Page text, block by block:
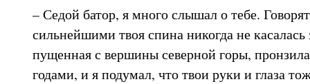
– Седой батор, я много слышал о тебе.
сильнейшими твоя спина никогда не касалась
пущенная с вершины северной горы,
годами, и я подумал, что твои руки и глаза